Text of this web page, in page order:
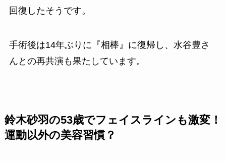
回復したそうです。
手術後は14年ぶりに『相棒』に復帰し、水谷豊さ
んとの再共演も果たしています。
鈴木砂羽の53歳でフェイスラインも激変！
運動以外の美容習慣？